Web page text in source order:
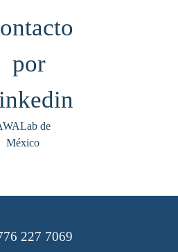
de
México
227 7069